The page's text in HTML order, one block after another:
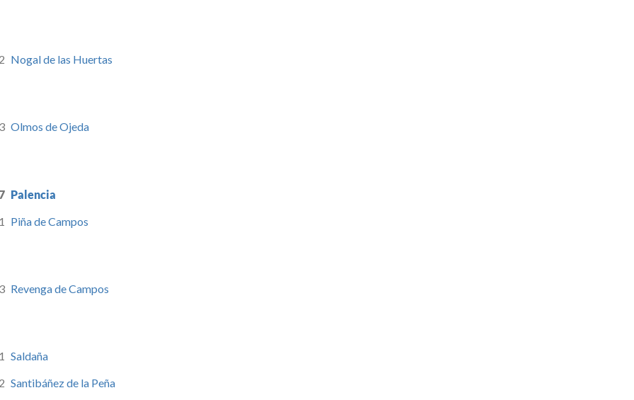
2 Nogal de las Huertas
3 Olmos de Ojeda
Palencia
1
Piña de Campos
3 Revenga de Campos
1 Saldaña
2 Santibáñez de la Peña